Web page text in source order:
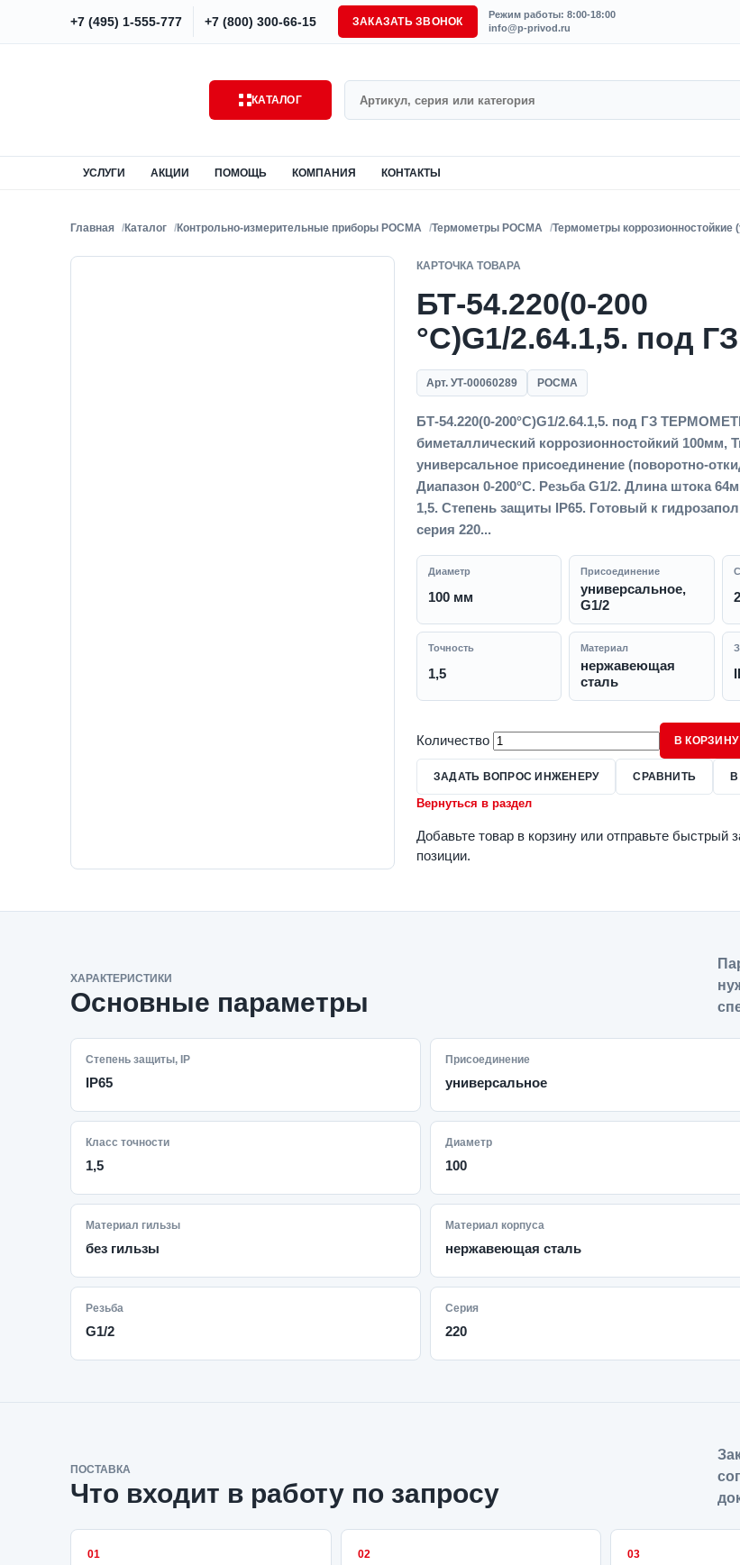
+7 (495) 1-555-777 +7 (800) 300-66-15 ЗАКАЗАТЬ ЗВОНОК
Режим работы: 8:00-18:00
info@p-privod.ru
КАТАЛОГ
УСЛУГИ АКЦИИ ПОМОЩЬ КОМПАНИЯ КОНТАКТЫ
Главная Каталог Контрольно-измерительные приборы РОСМА Термометры РОСМА Термометры коррозионностойкие
КАРТОЧКА ТОВАРА
БТ-54.220(0-200
°C)G1/2.64.1,5. под ГЗ
Арт. УТ-00060289 РОСМА
БТ-54.220(0-200°С)G1/2.64.1,5. под ГЗ
биметаллический коррозионностойкий 100мм,
универсальное присоединение (поворотно-
Диапазон 0-200°С. Резьба G1/2. Длина штока
1,5. Степень защиты IP65. Готовый к
серия 220...
Диаметр
100 мм
Присоединение
универсальное,
G1/2
Точность
1,5
Материал
нержавеющая
сталь
Количество В КОРЗИНУ
ЗАДАТЬ ВОПРОС ИНЖЕНЕРУ СРАВНИТЬ
Вернуться в раздел
Добавьте товар в корзину или отправьте быстрый
позиции.
ХАРАКТЕРИСТИКИ
Основные параметры
Степень защиты, IP
IP65
Присоединение
универсальное
Класс точности
1,5
Диаметр
100
Материал гильзы
без гильзы
Материал корпуса
нержавеющая сталь
Резьба
G1/2
Серия
220
ПОСТАВКА
Что входит в работу по запросу
01 02 03